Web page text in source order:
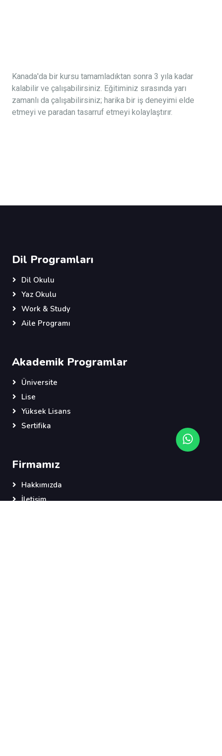
Kanada'da bir kursu tamamladıktan sonra 3 yıla kadar
kalabilir ve çalışabilirsiniz. Eğitiminiz sırasında yarı
zamanlı da çalışabilirsiniz; harika bir iş deneyimi elde
etmeyi ve paradan tasarruf etmeyi kolaylaştırır.
Dil Programları
Dil Okulu
Yaz Okulu
Work & Study
Aile Programı
Akademik Programlar
Üniversite
Lise
Yüksek Lisans
Sertifika
Firmamız
Hakkımızda
İletişim